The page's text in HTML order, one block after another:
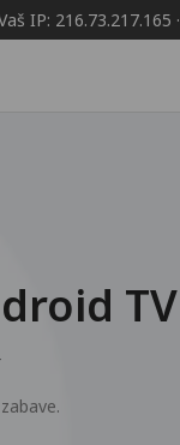
IP: 216.73.217.165
TV